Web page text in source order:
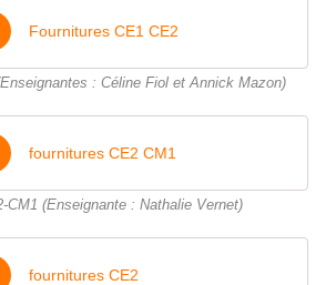
Fournitures CE1 CE2
: Céline Fiol et Annick Mazon)
fournitures CE2 CM1
CM1 (Enseignante : Nathalie Vernet)
fournitures CE2